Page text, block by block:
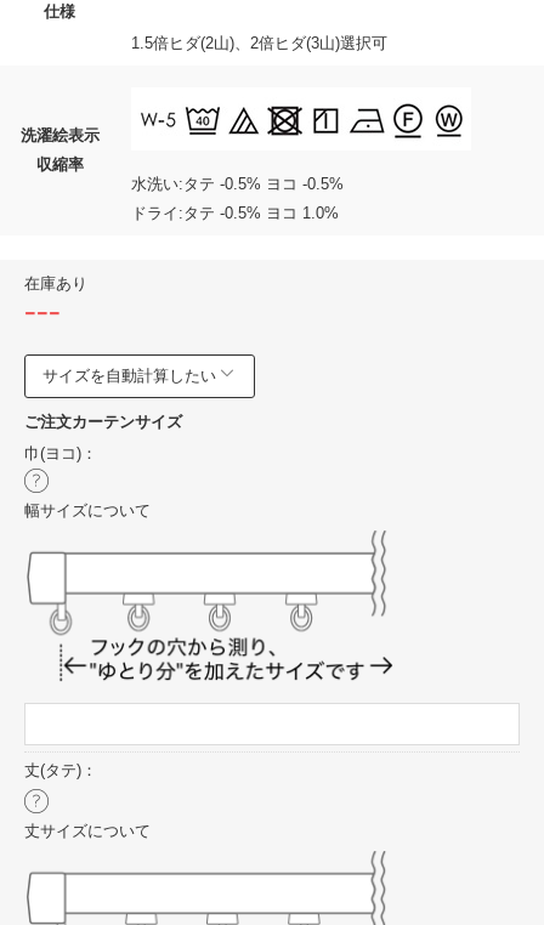
仕様
1.5倍ヒダ(2山)、2倍ヒダ(3山)選択可
洗濯絵表示
収縮率
水洗い:タテ -0.5% ヨコ -0.5%
ドライ:タテ -0.5% ヨコ 1.0%
在庫あり
---
サイズを自動計算したい
ご注文カーテンサイズ
巾(ヨコ)：
幅サイズについて
丈(タテ)：
丈サイズについて